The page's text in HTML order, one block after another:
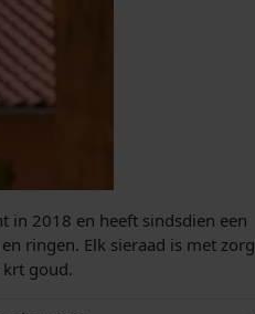
in 2018 en heeft sindsdien een
ringen. Elk sieraad is met zorg
goud.